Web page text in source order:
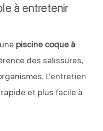
à entretenir
piscine coque à
des salissures,
L’entretien
et plus facile à